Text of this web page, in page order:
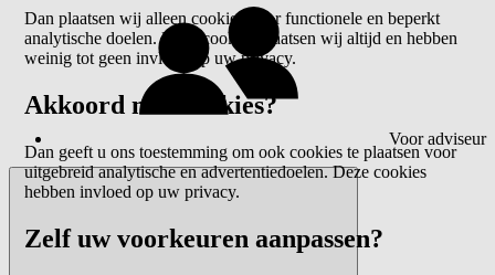
Voor adviseur
Dan plaatsen wij alleen cookies voor functionele en beperkt
analytische doelen. Deze cookies plaatsen wij altijd en hebben
weinig tot geen invloed op uw privacy.
Akkoord met cookies?
Dan geeft u ons toestemming om ook cookies te plaatsen voor
uitgebreid analytische en advertentiedoelen. Deze cookies
hebben invloed op uw privacy.
Zelf uw voorkeuren aanpassen?